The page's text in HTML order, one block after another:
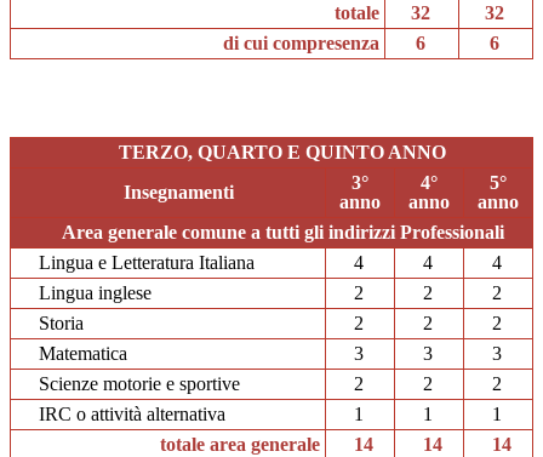
totale
32
32
di cui compresenza
6 6
TERZO, QUARTO E QUINTO ANNO
Insegnamenti
3°
anno
4°
anno
5°
anno
Area generale comune a tutti gli indirizzi Professionali
Lingua e Letteratura Italiana
4 4
4
Lingua inglese
2 2
2
Storia
2 2
2
Matematica
3 3
3
Scienze motorie e sportive
2 2
2
IRC o attività alternativa
1 1
1
totale area generale
14 14
14